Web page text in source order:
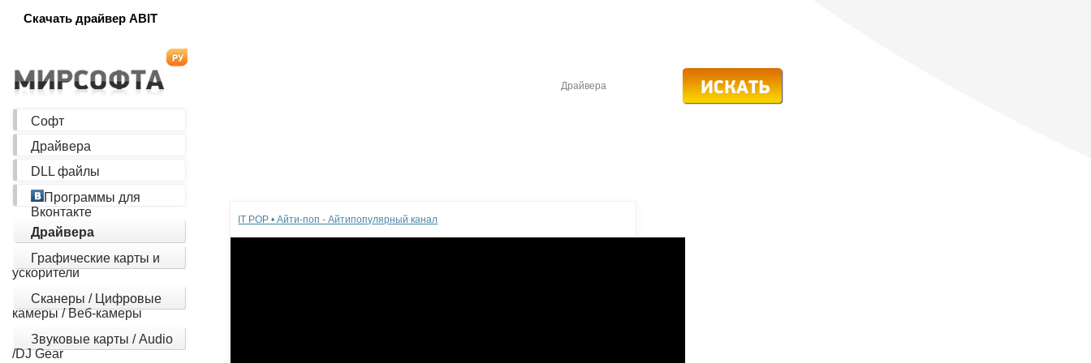
Скачать драйвер ABIT
Драйвера
Софт
Драйвера
DLL файлы
Программы для
Вконтакте
Драйвера
Графические карты и
ускорители
Сканеры / Цифровые
камеры / Веб-камеры
Звуковые карты / Audio
/DJ Gear
IT POP • Айти-поп - Айтипопулярный канал